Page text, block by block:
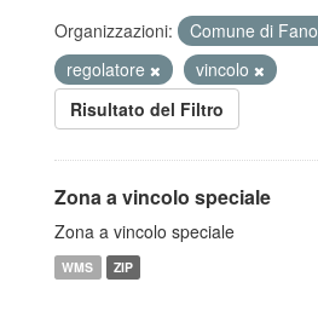
Organizzazioni: Comune di Fano
regolatore
vincolo
Risultato del Filtro
Zona a vincolo speciale
Zona a vincolo speciale
WMS ZIP